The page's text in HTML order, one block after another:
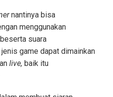
nantinya bisa
menggunakan
suara
game dapat dimainkan
live, baik itu